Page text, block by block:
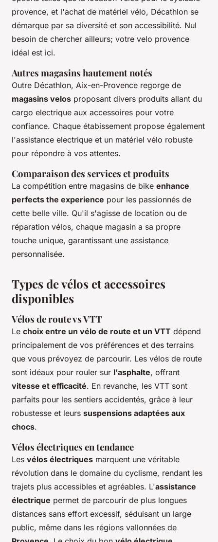
provence, et l'achat de matériel vélo, Décathlon se
démarque par sa diversité et son accessibilité. Nul
besoin de chercher ailleurs; votre velo provence
idéal est ici.
Autres magasins hautement notés
Outre Décathlon, Aix-en-Provence regorge de
magasins velos proposant divers produits allant du
cargo electrique aux accessoires pour votre
confiance. Chaque étabissement propose également
l'assistance electrique et un matériel vélo robuste
pour répondre à vos attentes.
Comparaison des services et produits
La compétition entre magasins de bike enhance
perfects the experience pour les passionnés de
cette belle ville. Qu'il s'agisse de location ou de
réparation vélos, chaque magasin a sa propre
touche unique, garantissant une assistance
personnalisée.
Types de vélos et accessoires
disponibles
Vélos de route vs VTT
Le choix entre un vélo de route et un VTT dépend
principalement de vos préférences et des terrains
que vous prévoyez de parcourir. Les vélos de route
sont idéaux pour rouler sur l'asphalte, offrant
vitesse et efficacité. En revanche, les VTT sont
parfaits pour les sentiers accidentés, grâce à leur
robustesse et leurs suspensions adaptées aux
chocs.
Vélos électriques en tendance
Les vélos électriques marquent une véritable
révolution dans le domaine du cyclisme, rendant les
trajets plus accessibles et agréables. L'assistance
électrique permet de parcourir de plus longues
distances sans effort excessif, séduisant un large
public, même dans les régions vallonnées de